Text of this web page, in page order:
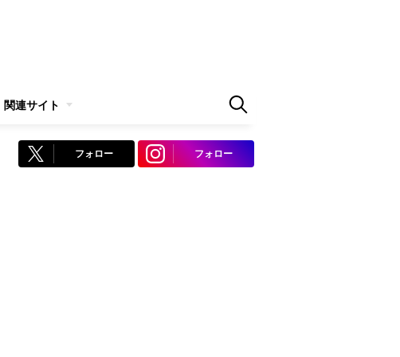
関連サイト
フォロー フォロー